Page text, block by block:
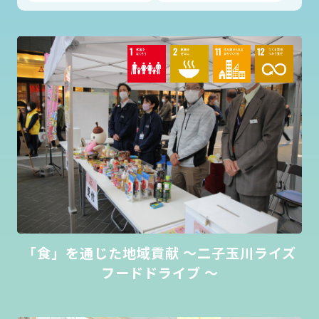
「食」を通じた地域貢献 ～二子玉川ライズ
フードドライブ ～